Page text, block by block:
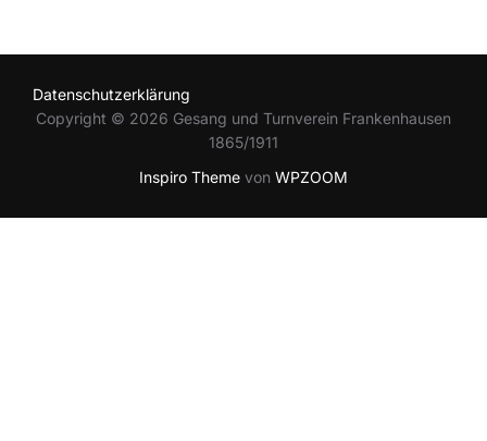
Datenschutzerklärung
Copyright © 2026 Gesang und Turnverein Frankenhausen
1865/1911
Inspiro Theme von WPZOOM